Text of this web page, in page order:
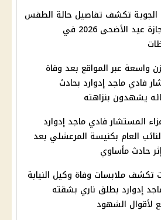
الجوية تكشف تفاصيل حالة الطقس
خلال إجازة عيد الأضحى 2026 في
واسعة عبر المواقع بعد وفاة
فادي ماجد إدوارد بحادث
يشهدون بنزاهته
المستشار فادي ماجد إدوارد
العام بكنيسة المرعشلي بعد
حادث مأساوي
تكشف ملابسات وفاة وكيل النيابة
إدوارد بطلق ناري بشقته
لأقوال الشهود